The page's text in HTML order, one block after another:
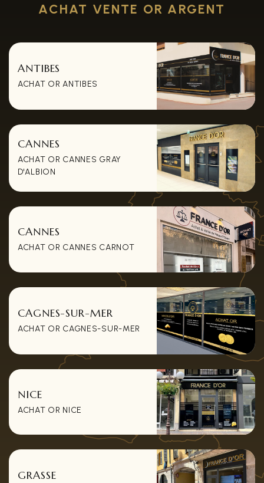
ACHAT VENTE OR ARGENT
ANTIBES
ACHAT OR ANTIBES
CANNES
ACHAT OR CANNES GRAY
D'ALBION
CANNES
ACHAT OR CANNES CARNOT
CAGNES-SUR-MER
ACHAT OR CAGNES-SUR-MER
NICE
ACHAT OR NICE
GRASSE